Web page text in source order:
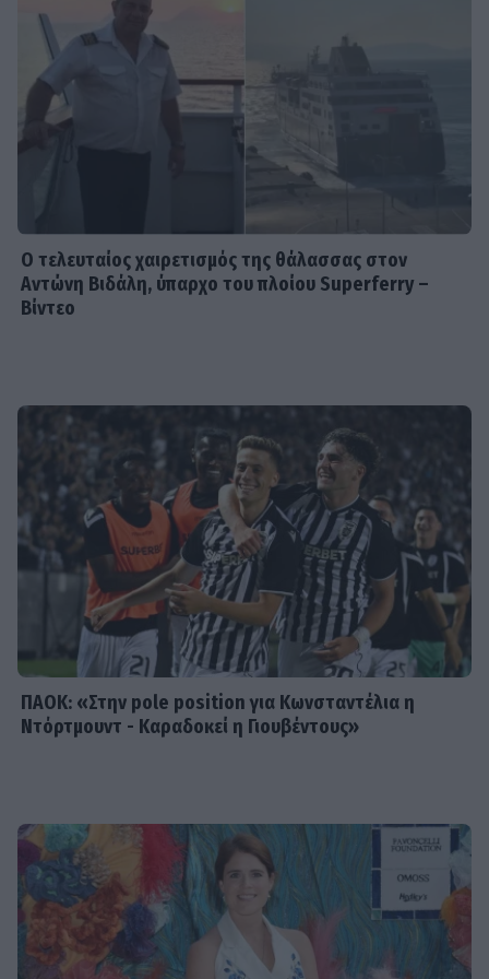
Βαλεντίνη Παπαδάκη: Η
εξομολόγηση για τον Σόμμερ:
«Ανησυχώ μήπως ξεχνάει πόσο...»
SHOWBIZ
Ανδρομάχη - Γιώργος Λιβάνης: «Πάει
και η βέρα, κρίμα αν χωρίσατε» -
Φουντώνουν οι φήμες χωρισμού
Ο τελευταίος χαιρετισμός της θάλασσας στον
Αντώνη Βιδάλη, ύπαρχο του πλοίου Superferry –
Βίντεο
ΠΑΟΚ: «Στην pole position για Κωνσταντέλια η
Ντόρτμουντ - Καραδοκεί η Γιουβέντους»